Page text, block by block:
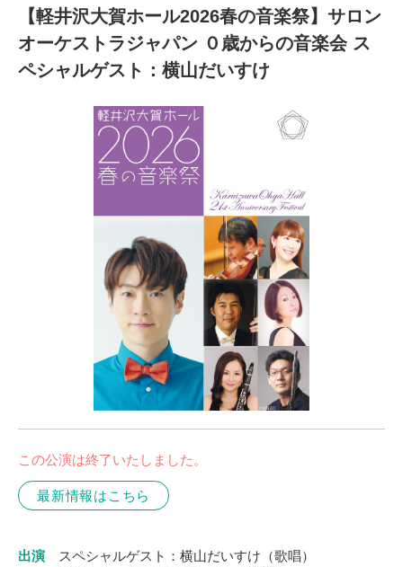
【軽井沢大賀ホール2026春の音楽祭】サロン
オーケストラジャパン ０歳からの音楽会 ス
ペシャルゲスト：横山だいすけ
この公演は終了いたしました。
最新情報はこちら
出演
スペシャルゲスト：横山だいすけ（歌唱）